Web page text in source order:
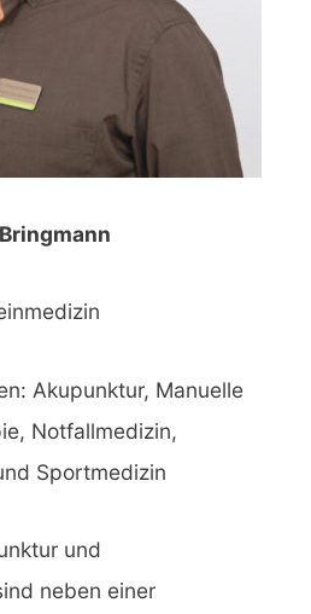
Akupunktur, Manuelle
Notfallmedizin,
Sportmedizin
und
neben einer